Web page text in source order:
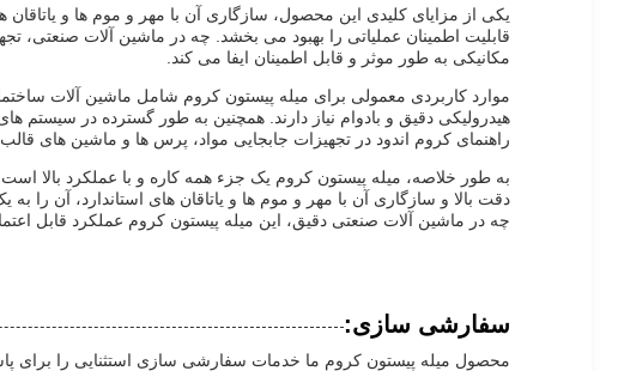
یکی از مزایای کلیدی این محصول، سازگاری آن با مهر و موم ها و
قابلیت اطمینان عملیاتی را بهبود می بخشد. چه در ماشین آلات صنعتی،
مکانیکی به طور موثر و قابل اطمینان ایفا می کند.
موارد کاربردی معمولی برای میله پیستون کروم شامل ماشین آلات
هیدرولیکی دقیق و بادوام نیاز دارند. همچنین به طور گسترده در سیستم
راهنمای کروم اندود در تجهیزات جابجایی مواد، پرس ها و ماشین های
به طور خلاصه، میله پیستون کروم یک جزء همه کاره و با عملکرد بالا
دقت بالا و سازگاری آن با مهر و موم ها و یاتاقان های استاندارد، آن
چه در ماشین آلات صنعتی دقیق، این میله پیستون کروم عملکرد قابل
سفارشی سازی:
محصول میله پیستون کروم ما خدمات سفارشی سازی استثنایی را برای